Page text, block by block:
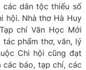
các dân tộc thiểu số
hội. Nhà thơ Hà Huy
chí Văn Học Mới
tác phẩm thơ, văn, lý
Chi hội cũng đạt
báo, tạp chí, các